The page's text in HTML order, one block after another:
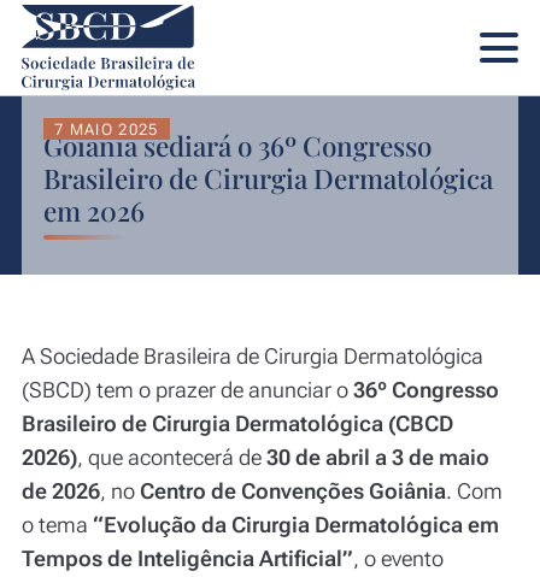
7 MAIO 2025
Goiânia sediará o 36º Congresso
Brasileiro de Cirurgia Dermatológica
em 2026
A Sociedade Brasileira de Cirurgia Dermatológica
(SBCD) tem o prazer de anunciar o36º Congresso
Brasileiro de Cirurgia Dermatológica (CBCD
2026), que acontecerá de30 de abril a 3 de maio
de 2026, no Centro de Convenções Goiânia. Com
o tema “Evolução da Cirurgia Dermatológica em
Tempos de Inteligência Artificial”, o evento